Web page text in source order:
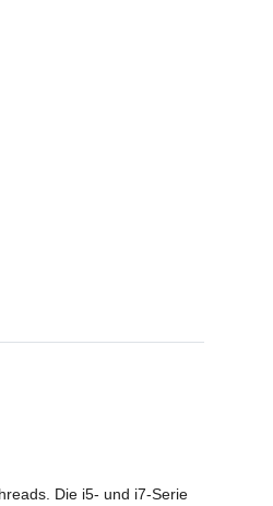
Die i5- und i7-Serie